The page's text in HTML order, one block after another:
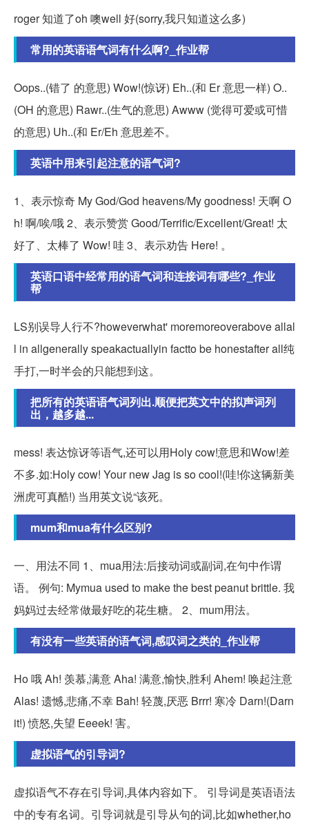
roger 知道了oh 噢well 好(sorry,我只知道这么多)
常用的英语语气词有什么啊?_作业帮
Oops..(错了 的意思) Wow!(惊讶) Eh..(和 Er 意思一样) O..
(OH 的意思) Rawr..(生气的意思) Awww (觉得可爱或可惜
的意思) Uh..(和 Er/Eh 意思差不。
英语中用来引起注意的语气词?
1、表示惊奇 My God/God heavens/My goodness! 天啊 O
h! 啊/唉/哦 2、表示赞赏 Good/Terrific/Excellent/Great! 太
好了、太棒了 Wow! 哇 3、表示劝告 Here! 。
英语口语中经常用的语气词和连接词有哪些?_作业
帮
LS别误导人行不?howeverwhat' moremoreoverabove allal
l in allgenerally speakactuallyin factto be honestafter all纯
手打,一时半会的只能想到这。
把所有的英语语气词列出.顺便把英文中的拟声词列
出，越多越...
mess! 表达惊讶等语气,还可以用Holy cow!意思和Wow!差
不多.如:Holy cow! Your new Jag is so cool!(哇!你这辆新美
洲虎可真酷!) 当用英文说“该死。
mum和mua有什么区别?
一、用法不同 1、mua用法:后接动词或副词,在句中作谓
语。 例句: Mymua used to make the best peanut brittle. 我
妈妈过去经常做最好吃的花生糖。 2、mum用法。
有没有一些英语的语气词,感叹词之类的_作业帮
Ho 哦 Ah! 羡慕,满意 Aha! 满意,愉快,胜利 Ahem! 唤起注意
Alas! 遗憾,悲痛,不幸 Bah! 轻蔑,厌恶 Brrr! 寒冷 Darn!(Darn
it!) 愤怒,失望 Eeeek! 害。
虚拟语气的引导词?
虚拟语气不存在引导词,具体内容如下。 引导词是英语语法
中的专有名词。引导词就是引导从句的词,比如whether,ho